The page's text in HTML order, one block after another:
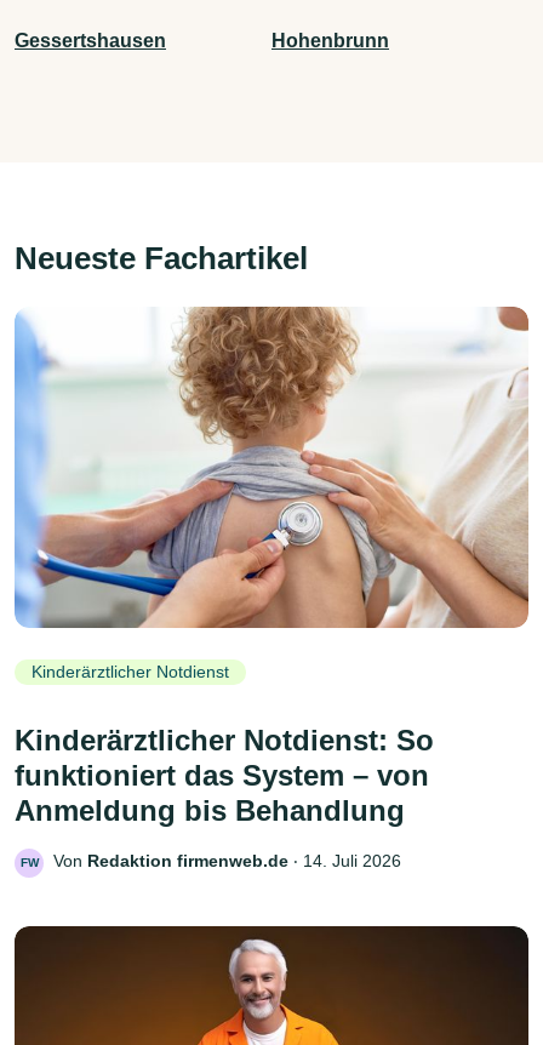
Gessertshausen Hohenbrunn
Neueste Fachartikel
Kinderärztlicher Notdienst
Kinderärztlicher Notdienst: So
funktioniert das System – von
Anmeldung bis Behandlung
FW Von Redaktion firmenweb.de ‧ 14. Juli 2026